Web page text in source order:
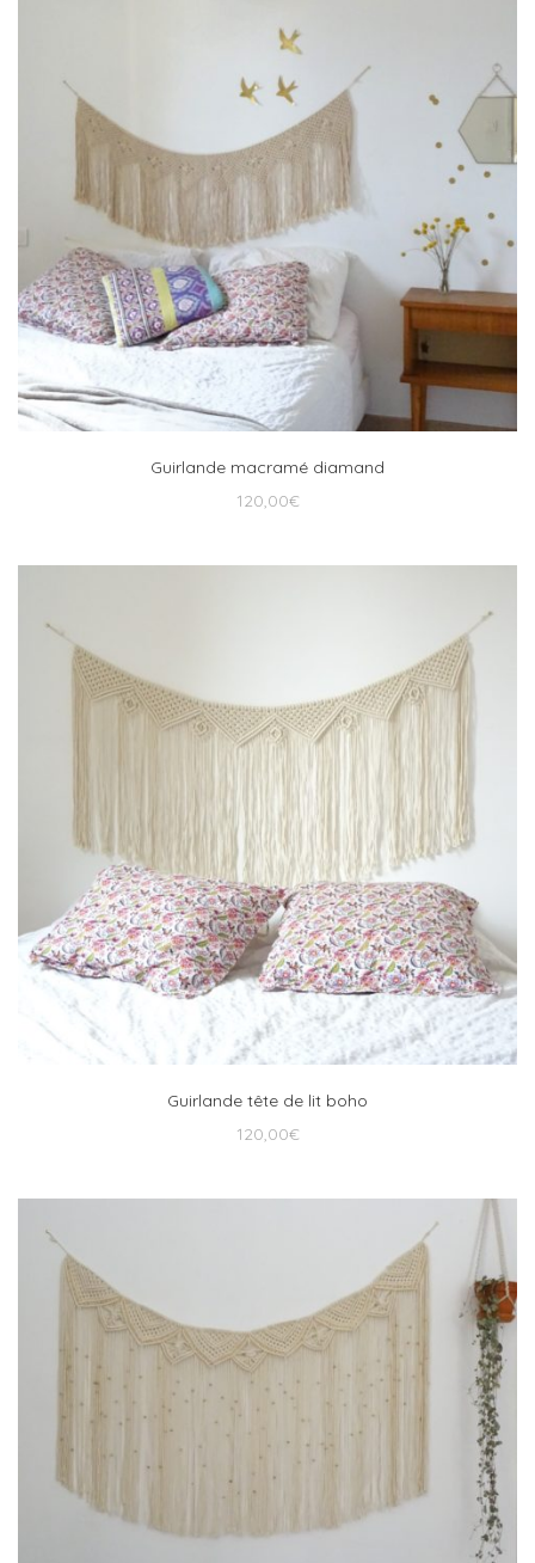
Guirlande macramé diamand
120,00€
Guirlande tête de lit boho
120,00€